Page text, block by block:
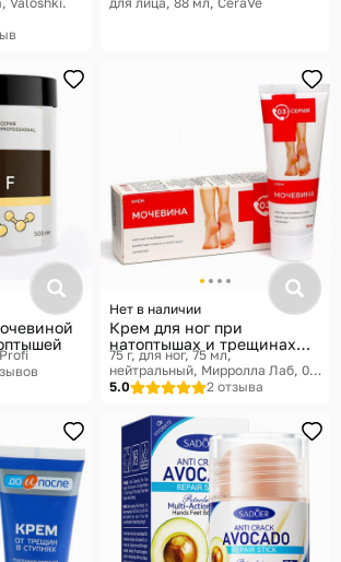
огрубевшей кожи
Нет в наличии
Крем для ног при
натоптышах и трещинах
«Мочевина»
75 г, для ног, 75 мл,
нейтральный Мирролла Лаб, 03
Серия
5.0 2 отзыва